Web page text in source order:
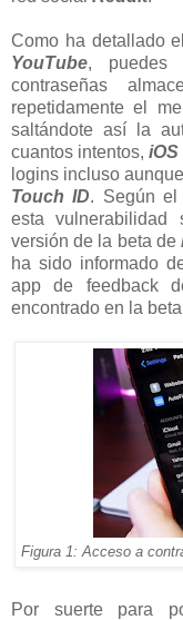
Como ha detallado
YouTube, puedes
contraseñas
repetidamente el
saltándote así la
cuantos intentos,iOS
logins incluso
Touch ID. Según
esta vulnerabilidad
versión de la beta de
ha sido informado
app de feedback
encontrado en la
Figura 1: Acceso a
Por suerte para